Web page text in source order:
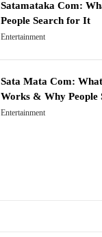
Satamataka Com:
People Search for It
Entertainment
Sata Mata Com:
Works & Why People
Entertainment